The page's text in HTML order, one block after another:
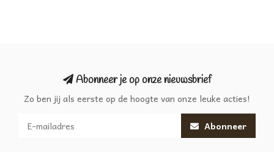
Abonneer je op onze nieuwsbrief
Zo ben jij als eerste op de hoogte van onze leuke acties!
Abonneer